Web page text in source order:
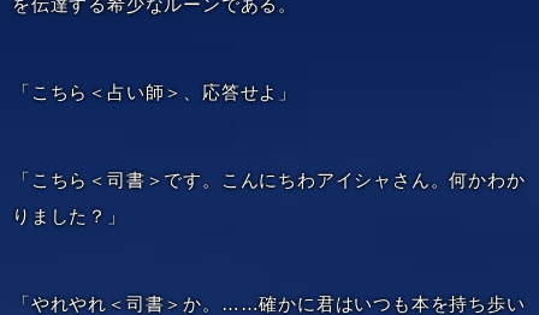
を伝達する希少なルーンである。
「こちら＜占い師＞、応答せよ」
「こちら＜司書＞です。こんにちわアイシャさん。何かわか
りました？」
「やれやれ＜司書＞か。……確かに君はいつも本を持ち歩い